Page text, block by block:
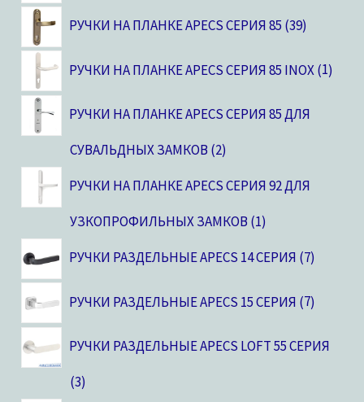
РУЧКИ НА ПЛАНКЕ APECS СЕРИЯ 85 39
РУЧКИ НА ПЛАНКЕ APECS СЕРИЯ 85 INOX 1
РУЧКИ НА ПЛАНКЕ APECS СЕРИЯ 85 ДЛЯ
СУВАЛЬДНЫХ ЗАМКОВ 2
РУЧКИ НА ПЛАНКЕ APECS СЕРИЯ 92 ДЛЯ
УЗКОПРОФИЛЬНЫХ ЗАМКОВ 1
РУЧКИ РАЗДЕЛЬНЫЕ APECS 14 СЕРИЯ 7
РУЧКИ РАЗДЕЛЬНЫЕ APECS 15 СЕРИЯ 7
РУЧКИ РАЗДЕЛЬНЫЕ APECS LOFT 55 СЕРИЯ
3